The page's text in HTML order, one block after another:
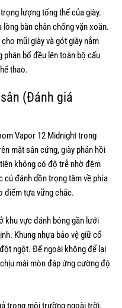
lượng tổng thể của giày.
bàn chân chống vặn xoắn.
mũi giày và gót giày nằm
bố đều lên toàn bộ cấu
thao.
(Đánh giá
Vapor 12 Midnight trong
mặt sân cứng, giày phản hồi
không có độ trễ nhờ đệm
đánh dồn trọng tâm về phía
điểm tựa vững chắc.
khu vực đánh bóng gần lưới
Khung nhựa bảo vệ giữ cổ
ngột. Đế ngoài không để lại
mài mòn đáp ứng cường độ
trong môi trường ngoài trời.